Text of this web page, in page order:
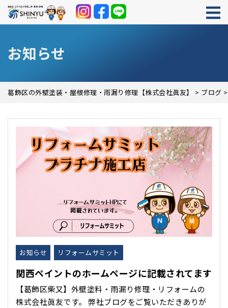
お知らせ
葛飾区の外壁塗装・屋根修理・雨漏り修理【株式会社眞友】 > ブログ
お知らせ リフォームサミット
関西ペイントのホームページに記載されてます
【葛飾区柴又】外壁塗料・雨漏り修理・リフォームの
株式会社眞友です。 弊社ブログをご覧いただきありが